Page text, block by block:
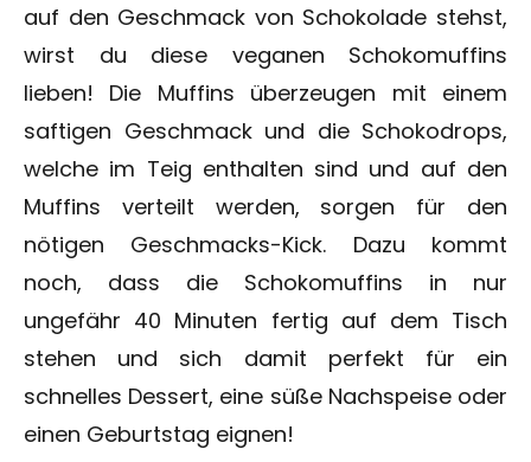
auf den Geschmack von Schokolade stehst,
wirst du diese veganen Schokomuffins
lieben! Die Muffins überzeugen mit einem
saftigen Geschmack und die Schokodrops,
welche im Teig enthalten sind und auf den
Muffins verteilt werden, sorgen für den
nötigen Geschmacks-Kick. Dazu kommt
noch, dass die Schokomuffins in nur
ungefähr 40 Minuten fertig auf dem Tisch
stehen und sich damit perfekt für ein
schnelles Dessert, eine süße Nachspeise oder
einen Geburtstag eignen!